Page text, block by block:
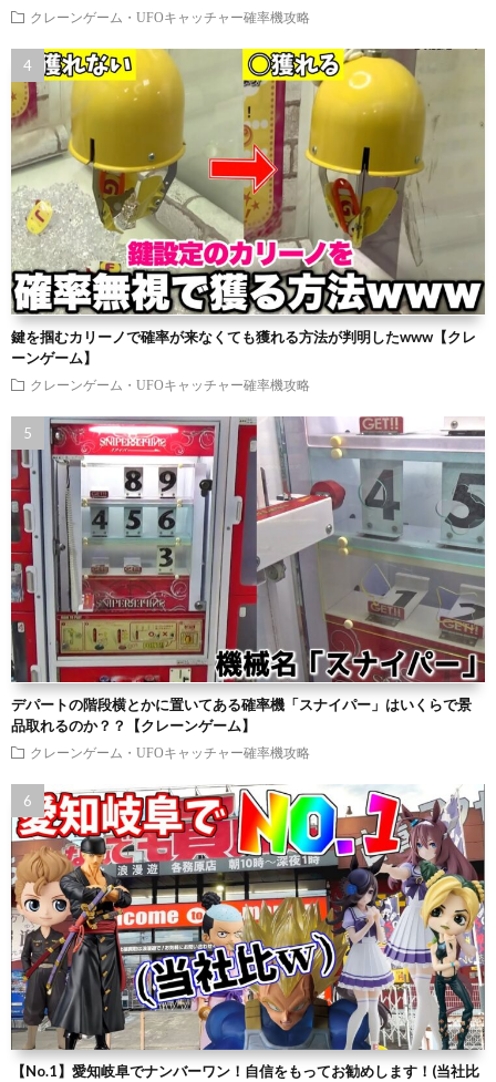
クレーンゲーム・UFOキャッチャー確率機攻略
鍵を掴むカリーノで確率が来なくても獲れる方法が判明したwww【クレ
ーンゲーム】
クレーンゲーム・UFOキャッチャー確率機攻略
デパートの階段横とかに置いてある確率機「スナイパー」はいくらで景
品取れるのか？？【クレーンゲーム】
クレーンゲーム・UFOキャッチャー確率機攻略
【No.1】愛知岐阜でナンバーワン！自信をもってお勧めします！(当社比